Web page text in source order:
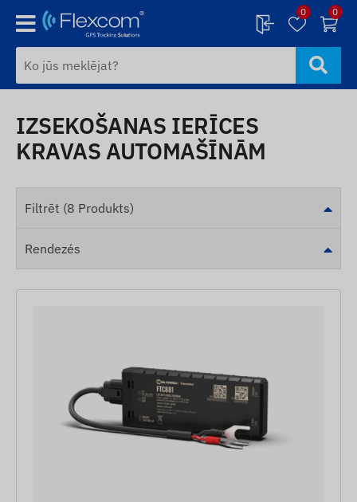
0 0
IZSEKOŠANAS IERĪCES
KRAVAS AUTOMAŠĪNĀM
Filtrēt (8 Produkts)
Rendezés